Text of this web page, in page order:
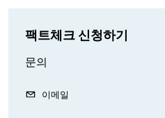
팩트체크 신청하기
문의
이메일